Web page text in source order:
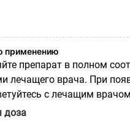
применению
препарат в полном
лечащего врача. При
с лечащим
доза